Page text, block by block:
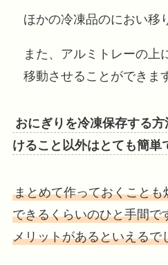
ほかの冷凍品のにおい移
また、アルミトレーの上
移動させることができま
おにぎりを冷凍保存する
けること以外はとても簡単
まとめて作っておくこと
できるくらいのひと手間で
メリットがあるといえるで